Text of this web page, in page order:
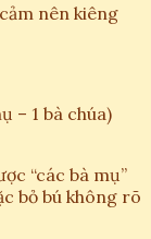
nên kiêng
– 1 bà chúa)
“các bà mụ”
bỏ bú không rõ